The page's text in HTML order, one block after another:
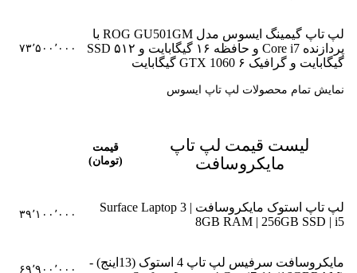
لپ تاپ گیمینگ ایسوس مدل ROG GU501GM با
پردازنده Core i7 و حافظه ۱۶ گیگابایت و SSD ۵۱۲
گیگابایت و گرافیک GTX 1060 ۶ گیگابایت
۷۳٬۵۰۰٬۰۰۰
نمایش تمام محصولات لپ تاپ ایسوس
لیست قیمت لپ تاپ
مایکروسافت
قیمت
(تومان)
لپ تاپ استوک مایکروسافت Surface Laptop 3 |
8GB RAM | 256GB SSD | i5
۳۹٬۱۰۰٬۰۰۰
مایکروسافت سرفیس لپ تاپ 4 استوک (13اینج) -
۶۹٬۹۰۰٬۰۰۰